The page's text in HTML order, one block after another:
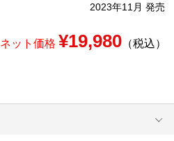
2023年11月 発売
ネット価格 ¥19,980（税込）